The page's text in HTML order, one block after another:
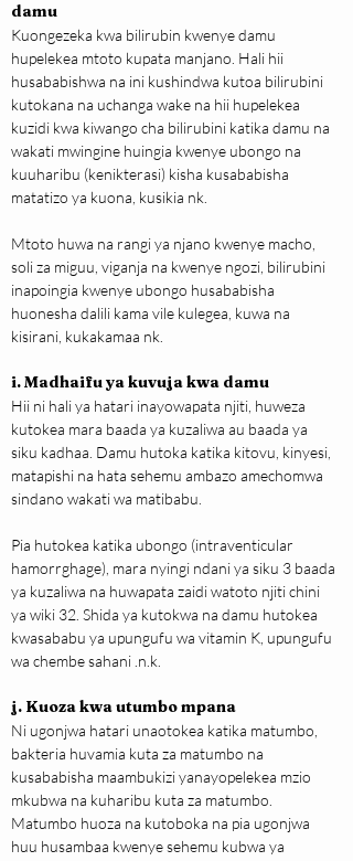
damu
Kuongezeka kwa bilirubin kwenye damu
hupelekea mtoto kupata manjano. Hali hii
husababishwa na ini kushindwa kutoa bilirubini
kutokana na uchanga wake na hii hupelekea
kuzidi kwa kiwango cha bilirubini katika damu na
wakati mwingine huingia kwenye ubongo na
kuuharibu (kenikterasi) kisha kusababisha
matatizo ya kuona, kusikia nk.
Mtoto huwa na rangi ya njano kwenye macho,
soli za miguu, viganja na kwenye ngozi, bilirubini
inapoingia kwenye ubongo husababisha
huonesha dalili kama vile kulegea, kuwa na
kisirani, kukakamaa nk.
i. Madhaifu ya kuvuja kwa damu
Hii ni hali ya hatari inayowapata njiti, huweza
kutokea mara baada ya kuzaliwa au baada ya
siku kadhaa. Damu hutoka katika kitovu, kinyesi,
matapishi na hata sehemu ambazo amechomwa
sindano wakati wa matibabu.
Pia hutokea katika ubongo (intraventicular
hamorrghage), mara nyingi ndani ya siku 3 baada
ya kuzaliwa na huwapata zaidi watoto njiti chini
ya wiki 32. Shida ya kutokwa na damu hutokea
kwasababu ya upungufu wa vitamin K, upungufu
wa chembe sahani .n.k.
j. Kuoza kwa utumbo mpana
Ni ugonjwa hatari unaotokea katika matumbo,
bakteria huvamia kuta za matumbo na
kusababisha maambukizi yanayopelekea mzio
mkubwa na kuharibu kuta za matumbo.
Matumbo huoza na kutoboka na pia ugonjwa
huu husambaa kwenye sehemu kubwa ya